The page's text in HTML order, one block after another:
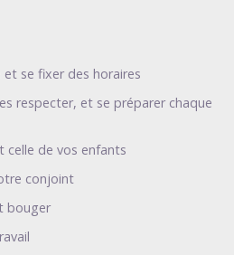
se fixer des horaires
respecter, et se préparer chaque
celle de vos enfants
conjoint
bouger